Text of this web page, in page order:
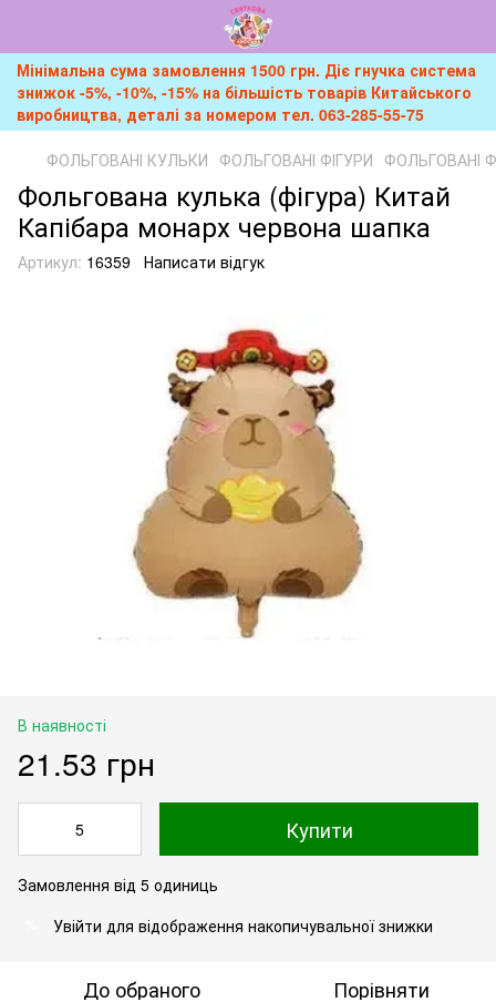
Мінімальна сума замовлення 1500 грн. Діє гнучка система
знижок -5%, -10%, -15% на більшість товарів Китайського
виробництва, деталі за номером тел. 063-285-55-75
ФОЛЬГОВАНІ КУЛЬКИ ФОЛЬГОВАНІ ФІГУРИ ФОЛЬГОВАНІ
Фольгована кулька (фігура) Китай
Капібара монарх червона шапка
Артикул: 16359 Написати відгук
В наявності
21.53 грн
Купити
Замовлення від 5 одиниць
Увійти для відображення накопичувальної знижки
До обраного Порівняти